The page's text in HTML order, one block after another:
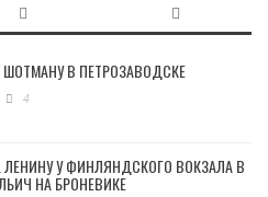
В ПЕТРОЗАВОДСКЕ
4
У ФИНЛЯНДСКОГО ВОКЗАЛА В
НА БРОНЕВИКЕ